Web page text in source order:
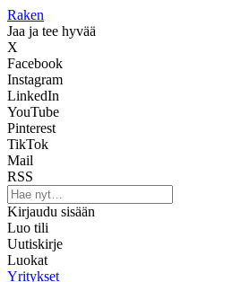
Raken
Jaa ja tee hyvää
X
Facebook
Instagram
LinkedIn
YouTube
Pinterest
TikTok
Mail
RSS
Kirjaudu sisään
Luo tili
Uutiskirje
Luokat
Yritykset